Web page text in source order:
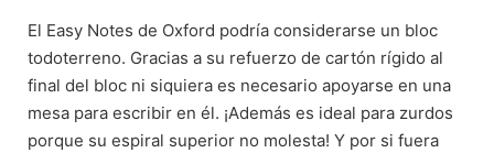
El Easy Notes de Oxford podría considerarse un bloc
todoterreno. Gracias a su refuerzo de cartón rígido al
final del bloc ni siquiera es necesario apoyarse en una
mesa para escribir en él. ¡Además es ideal para zurdos
porque su espiral superior no molesta! Y por si fuera